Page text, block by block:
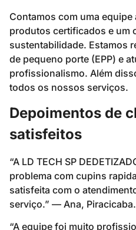
Contamos com uma
produtos certificados e um
sustentabilidade. Estamos
de pequeno porte (EPP) e
profissionalismo. Além
todos os nossos serviços.
Depoimentos de
satisfeitos
“A LD TECH SP
problema com cupins
satisfeita com o
serviço.” — Ana, Piracicaba.
“A equipe foi muito